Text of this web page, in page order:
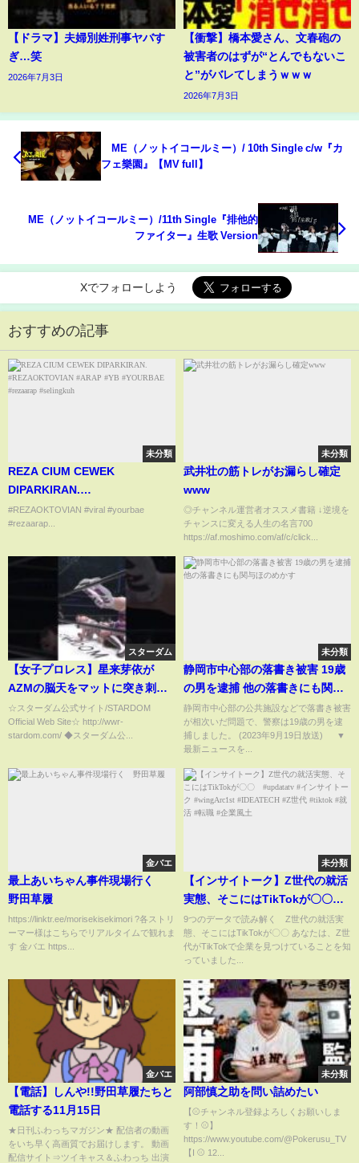
【ドラマ】夫婦別姓刑事ヤバす
ぎ…笑
2026年7月3日
【衝撃】橋本愛さん、文春砲の
被害者のはずが“とんでもないこ
と”がバレてしまうｗｗｗ
2026年7月3日
≠ME（ノットイコールミー）/ 10th Single c/w『カ
フェ樂園』【MV full】
≠ME（ノットイコールミー）/11th Single『排他的
ファイター』生歌 Version
Xでフォローしよう
おすすめの記事
未分類
REZA CIUM CEWEK
DIPARKIRAN.
#REZAOKTOVIAN #ARAP #YB
#YOURBAE #rezaarap
#REZAOKTOVIAN #viral #yourbae
#rezaarap...
未分類
武井壮の筋トレがお漏らし確定
www
◎チャンネル運営者オススメ書籍 ↓逆境を
チャンスに変える人生の名言700
https://af.moshimo.com/af/c/click...
スターダム
【女子プロレス】星来芽依が
AZMの脳天をマットに突き刺
す！【スターダム】
☆スターダム公式サイト/STARDOM
Official Web Site☆ http://wwr-
stardom.com/ ◆スターダム公...
未分類
静岡市中心部の落書き被害 19歳
の男を逮捕 他の落書きにも関与
ほのめかす
静岡市中心部の公共施設などで落書き被害
が相次いだ問題で、警察は19歳の男を逮
捕しました。 (2023年9月19日放送) ▼
最新ニュースを...
金バエ
最上あいちゃん事件現場行く
野田草履
https://linktr.ee/morisekisekimori ?各ストリ
ーマー様はこちらでリアルタイムで観れま
す 金バエ https...
未分類
【インサイトーク】Z世代の就活
実態、そこにはTikTokが〇〇
#updatatv #インサイトーク
#wingArc1st #IDEATECH #Z世
代 #tiktok #就活 #転職 #企業風
9つのデータで読み解く Z世代の就活実
態、そこにはTikTokが〇〇 あなたは、Z世
代がTikTokで企業を見つけていることを知
っていました...
金バエ
【電話】しんや!!野田草履たちと
電話する11月15日
★日刊ふわっちマガジン★ 配信者の動画
をいち早く高画質でお届けします。 動画
配信サイト⇒ツイキャス＆ふわっち 出演
未分類
阿部慎之助を問い詰めたい
【⚾️チャンネル登録よろしくお願いしま
す！⚾️】
https://www.youtube.com/@Pokerusu_TV
【I ⚾️ 12...